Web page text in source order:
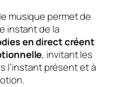
musique permet de
instant de la
en direct créent
, invitant les
l’instant présent et à